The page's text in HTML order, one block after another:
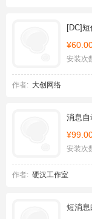
[DC]
安装次
作者: 大创网络
消息自
安装次
作者: 硬汉工作室
短消息